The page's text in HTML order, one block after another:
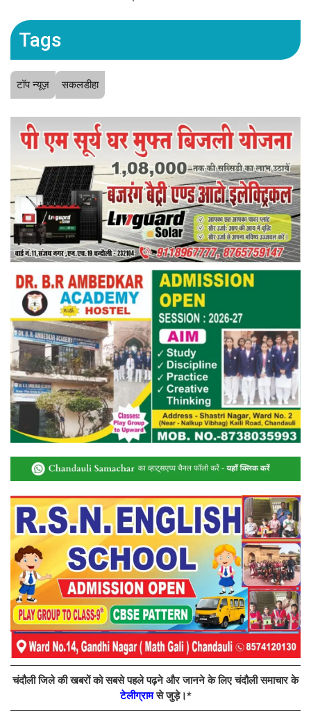
Tags
टॉप न्यूज़ सकलडीहा
चंदौली जिले की खबरों को सबसे पहले पढ़ने और जानने के लिए चंदौली समाचार के
टेलीग्रामसे जुड़े।*